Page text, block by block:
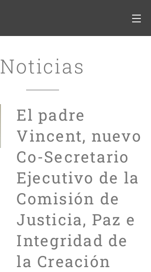
Noticias
El padre
Vincent, nuevo
Co-Secretario
Ejecutivo de la
Comisión de
Justicia, Paz e
Integridad de
la Creación